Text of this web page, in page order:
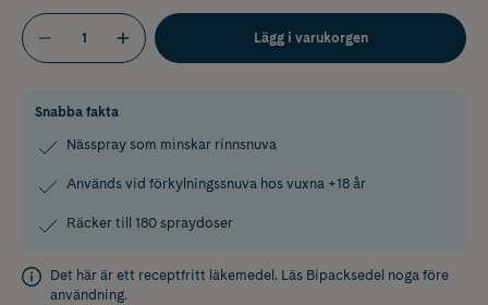
Lägg i varukorgen
Snabba fakta
Nässpray som minskar rinnsnuva
Används vid förkylningssnuva hos vuxna +18 år
Räcker till 180 spraydoser
Det här är ett receptfritt läkemedel. Läs Bipacksedel noga före
användning.